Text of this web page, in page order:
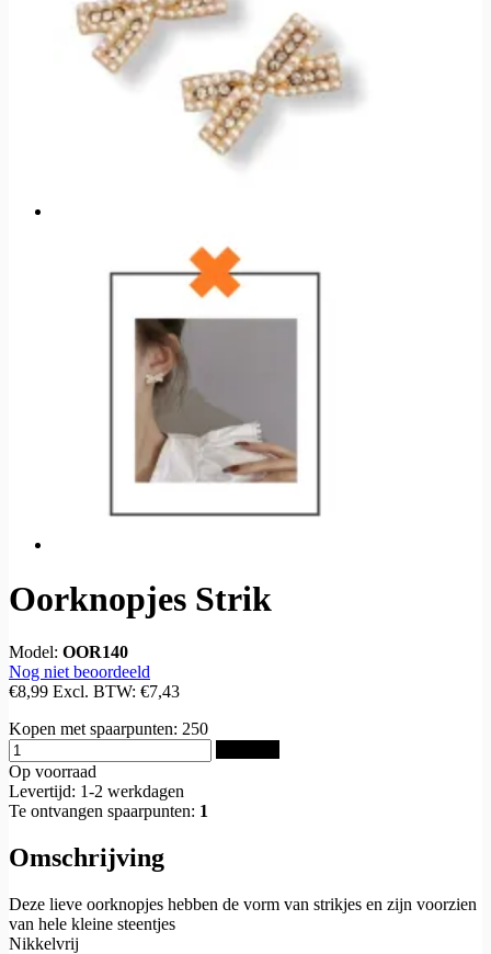
Oorknopjes Strik
Model: OOR140
Nog niet beoordeeld
€8,99 Excl. BTW: €7,43
Kopen met spaarpunten: 250
Op voorraad
Levertijd: 1-2 werkdagen
Te ontvangen spaarpunten: 1
Omschrijving
Deze lieve oorknopjes hebben de vorm van strikjes en zijn voorzien
van hele kleine steentjes
Nikkelvrij